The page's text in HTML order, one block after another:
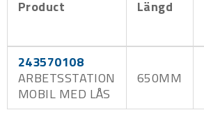
Product Längd
243570108
ARBETSSTATION
MOBIL MED LÅS
650MM